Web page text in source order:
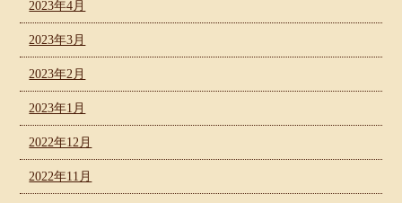
2023年4月
2023年3月
2023年2月
2023年1月
2022年12月
2022年11月